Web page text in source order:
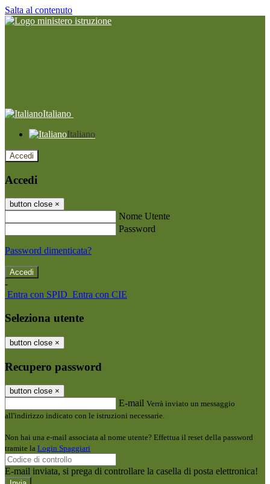
Salta al contenuto
Italiano
Italiano
Accedi
Accedi
button close ×
Nome Utente
Password
Password dimenticata?
-
Entra con SPID Entra con CIE
Seleziona utente
button close ×
Recupero password
button close ×
E-mail Verrà inviato un messaggio
all'indirizzo indicato con le istruzioni necessarie.
Non hai una e-mail associata al nome utente? Effettua il reset della password
tramite la Login Spaggiari
E-mail inviata, si prega di controllare la casella di posta elettronica!